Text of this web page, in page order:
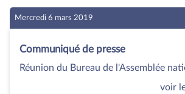
Mercredi 6 mars 2019
Communiqué de presse
Réunion du Bureau de l'Assemblée
voir